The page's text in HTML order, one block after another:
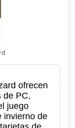
ofrecen
de PC,
juego
invierno de